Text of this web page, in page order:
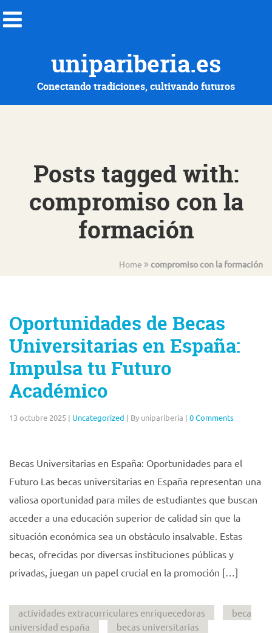
unipariberia.es
Conectando tradiciones, cultivando futuros
Posts tagged with:
compromiso con la
formación
Home compromiso con la formación
Oportunidades de Becas
Universitarias en España:
Impulsa tu Futuro
Académico
13 octubre 2025 | Uncategorized | By unipariberia | 0 Comments
Becas Universitarias en España: Oportunidades para el
Futuro Las becas universitarias en España representan una
valiosa oportunidad para miles de estudiantes que buscan
acceder a una educación superior de calidad sin que la
situación económica sea un obstáculo insalvable. Estas
becas, ofrecidas por diversas instituciones públicas y
privadas, juegan un papel crucial en la promoción […]
actividades extracurriculares enriquecedoras
beca
universidad españa
becas universitarias